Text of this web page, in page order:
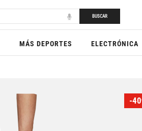
BUSCAR
MÁS DEPORTES ELECTRÓNICA
-40